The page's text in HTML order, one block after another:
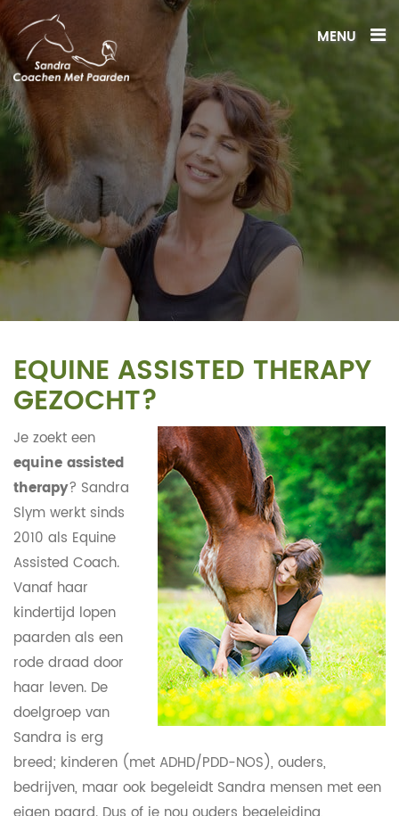
MENU
EQUINE ASSISTED THERAPY
GEZOCHT?
Je zoekt een
equine assisted
therapy? Sandra
Slym werkt sinds
2010 als Equine
Assisted Coach.
Vanaf haar
kindertijd lopen
paarden als een
rode draad door
haar leven. De
doelgroep van
Sandra is erg
breed; kinderen (met ADHD/PDD-NOS), ouders,
bedrijven, maar ook begeleidt Sandra mensen met een